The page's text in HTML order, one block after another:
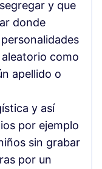
y que
donde
como
apellido o
y así
por ejemplo
sin grabar
por un